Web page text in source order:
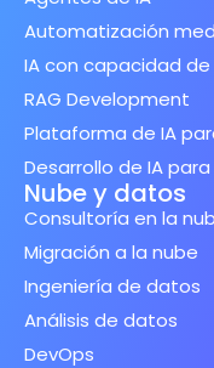
Automatización
IA con capacidad
RAG Development
Plataforma de IA
Desarrollo de IA
Nube y datos
Consultoría en la
Migración a la nube
Ingeniería de datos
Análisis de datos
DevOps